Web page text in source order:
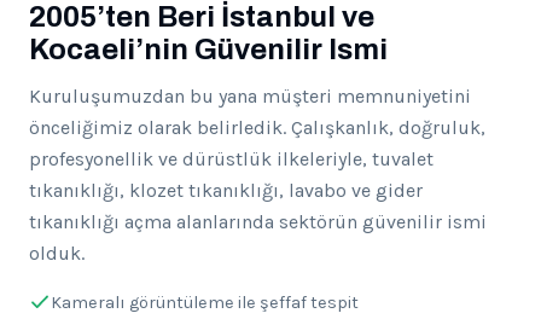
2005’ten Beri İstanbul ve
Kocaeli’nin Güvenilir Ismi
Kuruluşumuzdan bu yana müşteri memnuniyetini
önceliğimiz olarak belirledik. Çalışkanlık, doğruluk,
profesyonellik ve dürüstlük ilkeleriyle, tuvalet
tıkanıklığı, klozet tıkanıklığı, lavabo ve gider
tıkanıklığı açma alanlarında sektörün güvenilir ismi
olduk.
Kameralı görüntüleme ile şeffaf tespit